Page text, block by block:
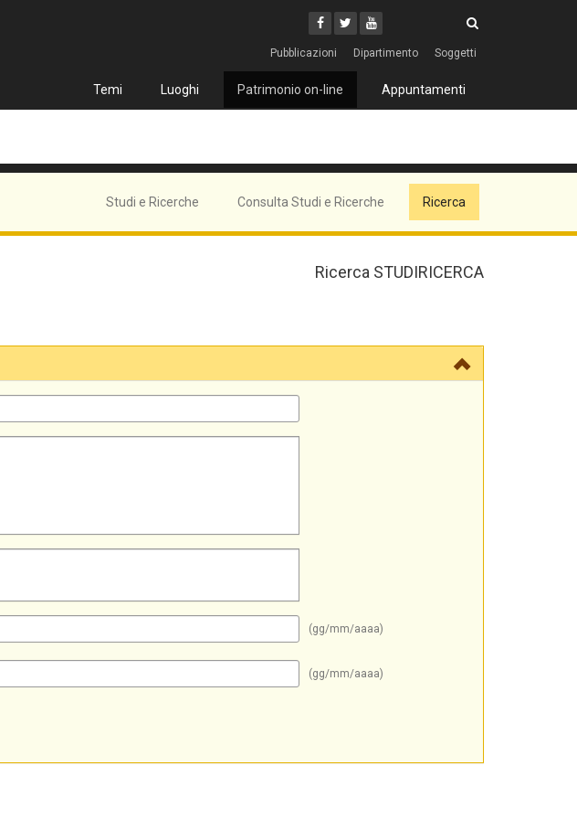
Facebook
Twitter
Youtube
Pubblicazioni Dipartimento Soggetti
Temi Luoghi Patrimonio on-line Appuntamenti
Studi e Ricerche Consulta Studi e Ricerche Ricerca
Ricerca STUDIRICERCA
(gg/mm/aaaa)
(gg/mm/aaaa)